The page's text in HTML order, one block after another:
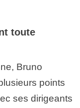
toute
Bruno
points
ses dirigeants